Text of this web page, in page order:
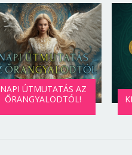
NAPI ÚTMUTATÁS AZ
ŐRANGYALODTÓL!